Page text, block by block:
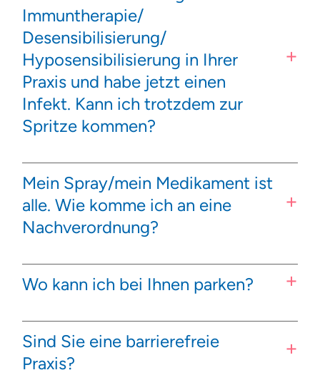
Immuntherapie/
Desensibilisierung/
Hyposensibilisierung in Ihrer
Praxis und habe jetzt einen
Infekt. Kann ich trotzdem zur
Spritze kommen?
Mein Spray/mein Medikament ist
alle. Wie komme ich an eine
Nachverordnung?
Wo kann ich bei Ihnen parken?
Sind Sie eine barrierefreie
Praxis?